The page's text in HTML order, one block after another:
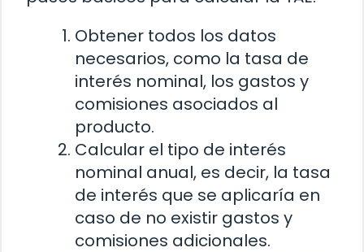
Obtener todos los datos
necesarios, como la tasa de
interés nominal, los gastos y
comisiones asociados al
producto.
Calcular el tipo de interés
nominal anual, es decir, la tasa
de interés que se aplicaría en
caso de no existir gastos y
comisiones adicionales.